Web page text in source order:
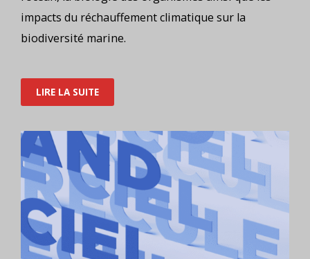
impacts du réchauffement climatique sur la
biodiversité marine.
LIRE LA SUITE